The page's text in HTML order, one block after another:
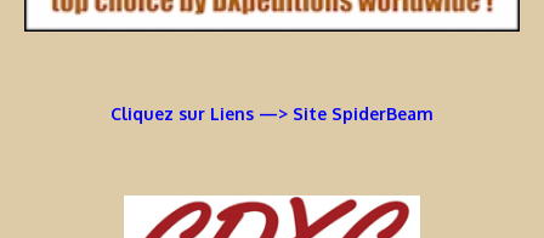
Cliquez sur Liens —> Site SpiderBeam